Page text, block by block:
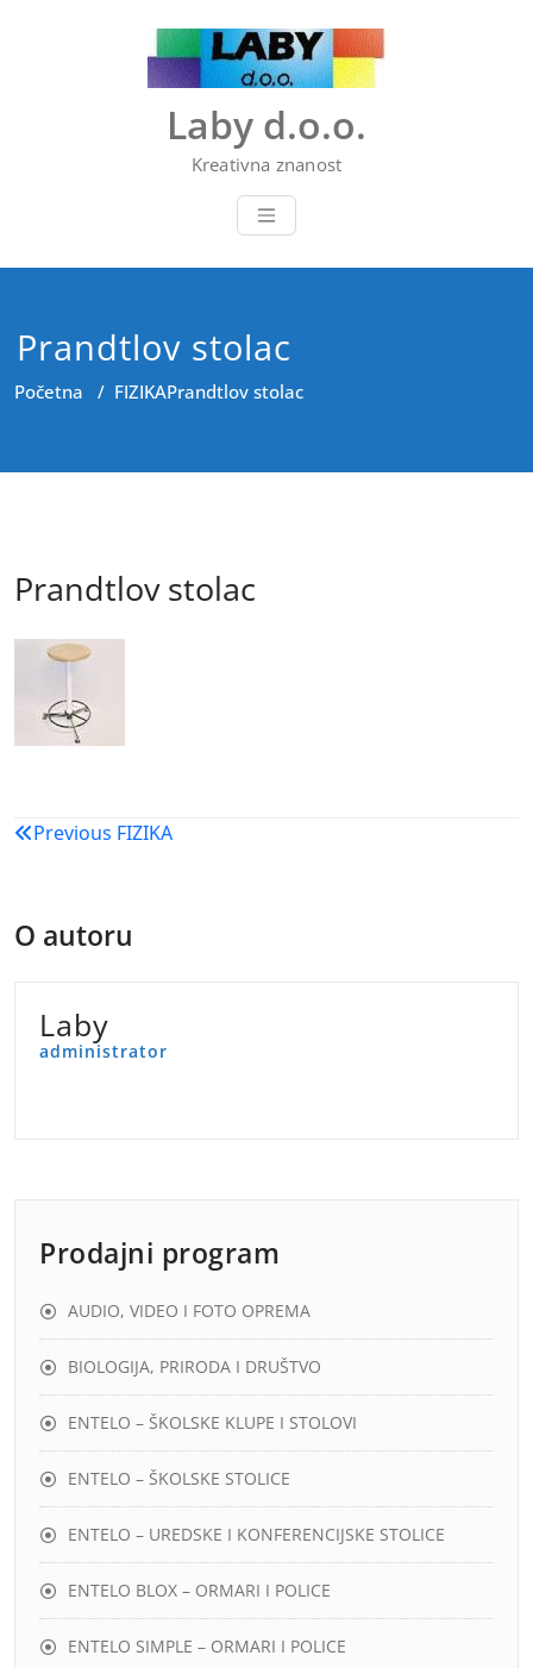
Laby d.o.o.
Kreativna znanost
Prandtlov stolac
Početna / FIZIKAPrandtlov stolac
Prandtlov stolac
Navigacija
Previous FIZIKA
O autoru
Laby
administrator
Prodajni program
AUDIO, VIDEO I FOTO OPREMA
BIOLOGIJA, PRIRODA I DRUŠTVO
ENTELO – ŠKOLSKE KLUPE I STOLOVI
ENTELO – ŠKOLSKE STOLICE
ENTELO – UREDSKE I KONFERENCIJSKE STOLICE
ENTELO BLOX – ORMARI I POLICE
ENTELO SIMPLE – ORMARI I POLICE